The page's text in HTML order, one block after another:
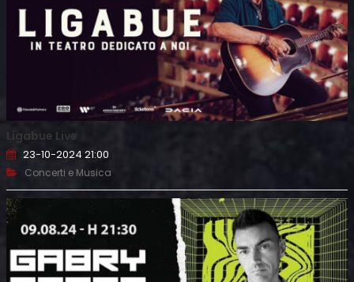
Ligabue Live
23-10-2024 21:00
Concerti e Musica